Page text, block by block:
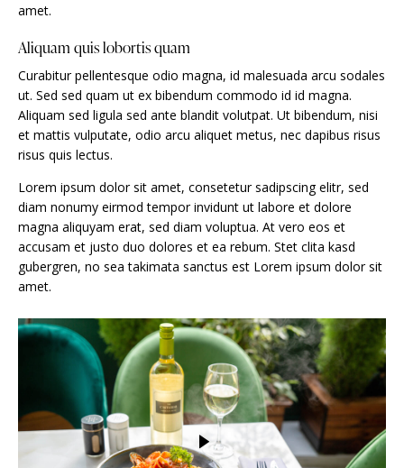
amet.
Aliquam quis lobortis quam
Curabitur pellentesque odio magna, id malesuada arcu sodales
ut. Sed sed quam ut ex bibendum commodo id id magna.
Aliquam sed ligula sed ante blandit volutpat. Ut bibendum, nisi
et mattis vulputate, odio arcu aliquet metus, nec dapibus risus
risus quis lectus.
Lorem ipsum dolor sit amet, consetetur sadipscing elitr, sed
diam nonumy eirmod tempor invidunt ut labore et dolore
magna aliquyam erat, sed diam voluptua. At vero eos et
accusam et justo duo dolores et ea rebum. Stet clita kasd
gubergren, no sea takimata sanctus est Lorem ipsum dolor sit
amet.